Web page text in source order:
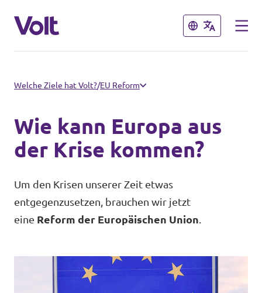
Schließen
Volt im Saarland
Startseite
Das sind wir
Volt in Deutschland
Website
Volt Deutschland Merchandise Shop
Schließen
Programm
Menschen
Unsere Events
Welche Ziele hat Volt?/EU Reform
Wie kann Europa aus
der Krise kommen?
Um den Krisen unserer Zeit etwas
entgegenzusetzen, brauchen wir jetzt
eine Reform der Europäischen Union.